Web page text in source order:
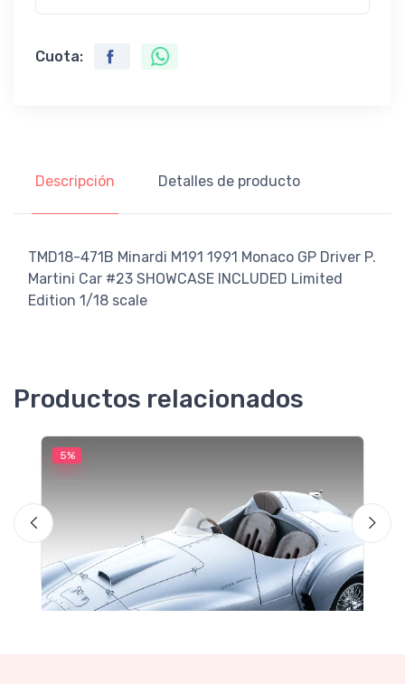
Cuota:
Descripción Detalles de producto
TMD18-471B Minardi M191 1991 Monaco GP Driver P.
Martini Car #23 SHOWCASE INCLUDED Limited
Edition 1/18 scale
Productos relacionados
5%